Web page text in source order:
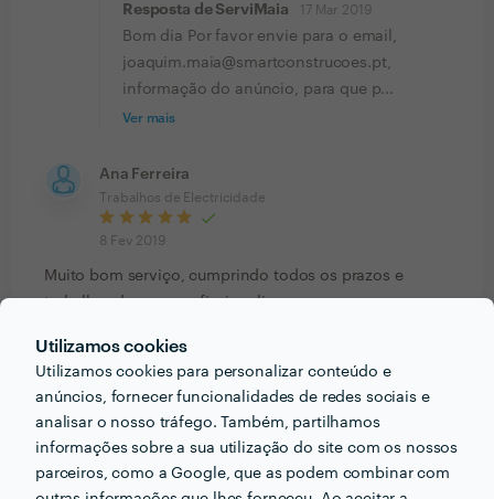
Utilizamos cookies
Utilizamos cookies para personalizar conteúdo e
anúncios, fornecer funcionalidades de redes sociais e
analisar o nosso tráfego. Também, partilhamos
informações sobre a sua utilização do site com os nossos
parceiros, como a Google, que as podem combinar com
Resposta de ServiMaia 17 Mar 2019
Bom dia Por favor envie para o email,
joaquim.maia@smartconstrucoes.pt,
informação do anúncio, para que p...
Ver mais
Ana Ferreira
Trabalhos de Electricidade
8 Fev 2019
Muito bom serviço, cumprindo todos os prazos e
trabalhando com profissionalismo.
Resposta de ServiMaia
Sra. Ana Ferreira Obrigado pela sua
avaliaÃ§Ã£o. Ã‰ do nosso agrado que
tenha ficado satisfeita com o...
Ver mais